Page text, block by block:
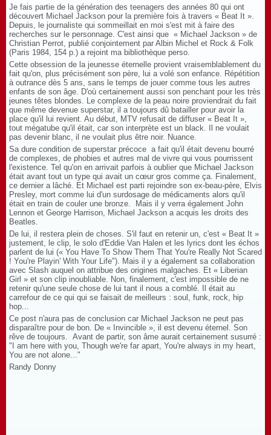
Je fais partie de la génération des teenagers des années 80 qui ont
découvert Michael Jackson pour la première fois à travers « Beat It ».
Depuis, le journaliste qui sommeillait en moi s'est mit à faire des
recherches sur le personnage. C'est ainsi que « Michael Jackson » de
Christian Perrot, publié conjointement par Albin Michel et Rock & Folk
(Paris 1984, 154 p.) a rejoint ma bibliothèque perso.
Cette obsession de la jeunesse éternelle provient vraisemblablement du
fait qu'on, plus précisément son père, lui a volé son enfance. Répétition
à outrance dès 5 ans, sans le temps de jouer comme tous les autres
enfants de son âge. D'où certainement aussi son penchant pour les très
jeunes têtes blondes. Le complexe de la peau noire proviendrait du fait
que même devenue superstar, il a toujours dû batailler pour avoir la
place qu'il lui revient. Au début, MTV refusait de diffuser « Beat It »,
tout mégatube qu'il était, car son interprète est un black. Il ne voulait
pas devenir blanc, il ne voulait plus être noir. Nuance.
Sa dure condition de superstar précoce a fait qu'il était devenu bourré
de complexes, de phobies et autres mal de vivre qui vous pourrissent
l'existence. Tel qu'on en arrivait parfois à oublier que Michael Jackson
était avant tout un type qui avait un cœur gros comme ça. Finalement,
ce dernier a lâché. Et Michael est parti rejoindre son ex-beau-père, Elvis
Presley, mort comme lui d'un surdosage de médicaments alors qu'il
était en train de couler une bronze. Mais il y verra également John
Lennon et George Harrison, Michael Jackson a acquis les droits des
Beatles.
De lui, il restera plein de choses. S'il faut en retenir un, c'est « Beat It »
justement, le clip, le solo d'Eddie Van Halen et les lyrics dont les échos
parlent de lui (« You Have To Show Them That You're Really Not Scared
! You're Playin' With Your Life"). Mais il y a également sa collaboration
avec Slash auquel on attribue des origines malgaches. Et « Liberian
Girl » et son clip inoubliable. Non, finalement, c'est impossible de ne
retenir qu'une seule chose de lui tant il nous a comblé. Il était au
carrefour de ce qui qui se faisait de meilleurs : soul, funk, rock, hip
hop...
Ce post n'aura pas de conclusion car Michael Jackson ne peut pas
disparaître pour de bon. De « Invincible », il est devenu éternel. Son
rêve de toujours. Avant de partir, son âme aurait certainement susurré :
"I am here with you, Though we're far apart, You're always in my heart,
You are not alone..."
Randy Donny